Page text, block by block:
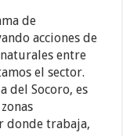
de
acciones de
entre
el sector.
del Socoro, es
donde trabaja,